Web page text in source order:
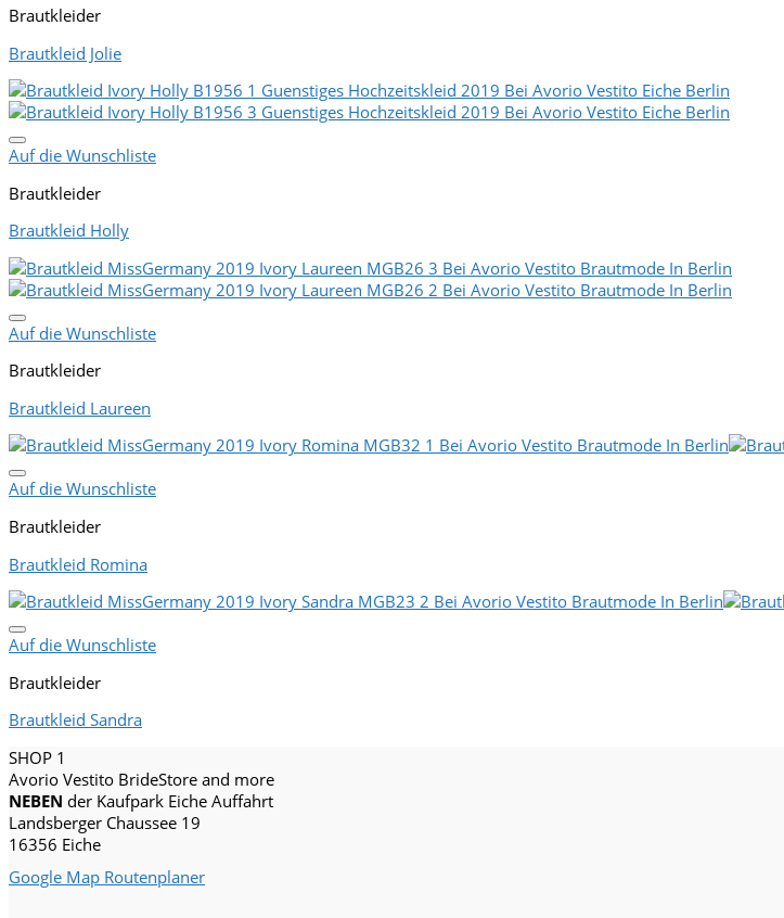
Brautkleider
Brautkleid Jolie
Auf die Wunschliste
Brautkleider
Brautkleid Holly
Auf die Wunschliste
Brautkleider
Brautkleid Laureen
Auf die Wunschliste
Brautkleider
Brautkleid Romina
Auf die Wunschliste
Brautkleider
Brautkleid Sandra
SHOP 1
Avorio Vestito BrideStore and more
NEBEN der Kaufpark Eiche Auffahrt
Landsberger Chaussee 19
16356 Eiche
Google Map Routenplaner